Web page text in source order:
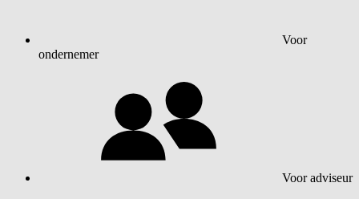
Voor
ondernemer
Voor adviseur